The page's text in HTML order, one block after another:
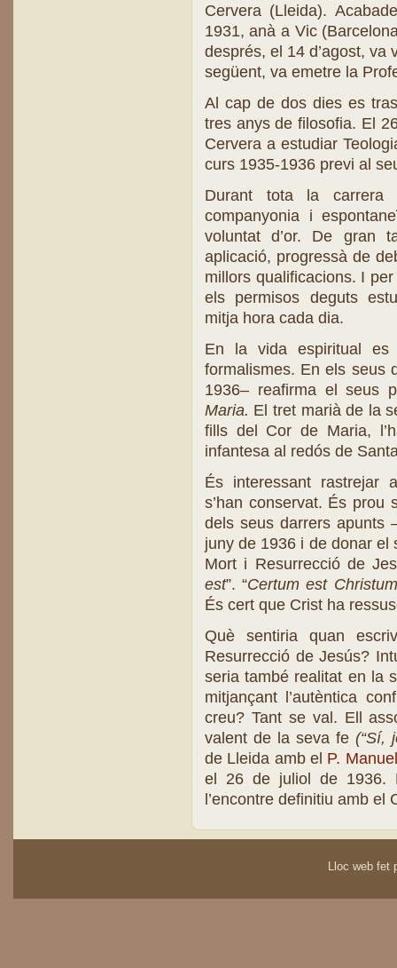
Cervera (Lleida).
1931, anà a Vic
després, el 14 d’agost, va
següent, va emetre la
Al cap de dos dies es
tres anys de filosofia. El
Cervera a estudiar
curs 1935-1936 previ al
Durant tota la carrera
companyonia i
voluntat d’or. De gran
aplicació, progressà de
millors qualificacions. I
els permisos deguts
mitja hora cada dia.
En la vida espiritual es
formalismes. En els seus
1936– reafirma el seus
Maria. El tret marià de la
fills del Cor de Maria,
infantesa al redós de
És interessant rastrejar
s’han conservat. És
dels seus darrers apunts
juny de 1936 i de donar el
Mort i Resurrecció de
est”. “Certum est
És cert que Crist ha
Què sentiria quan
Resurrecció de Jesús?
seria també realitat en la
mitjançant l’autèntica
creu? Tant se val. Ell
valent de la seva fe (“Sí,
de Lleida amb el P.
el 26 de juliol de
l’encontre definitiu amb
Lloc web fet